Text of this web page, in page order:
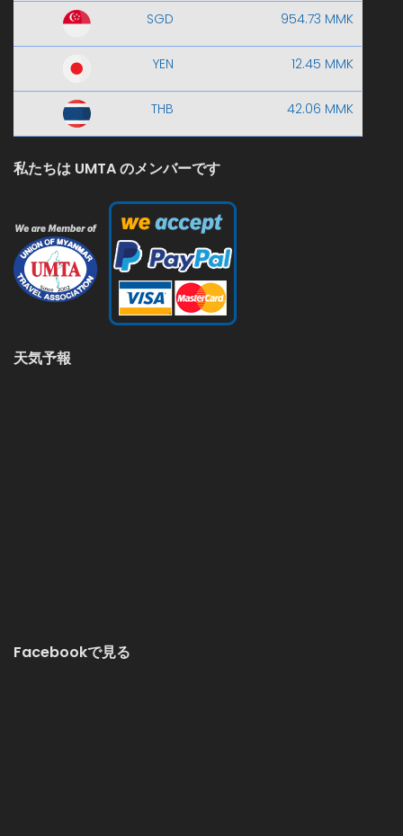
SGD 954.73 MMK
YEN 12.45 MMK
THB 42.06 MMK
私たちは UMTA のメンバーです
天気予報
Facebookで見る